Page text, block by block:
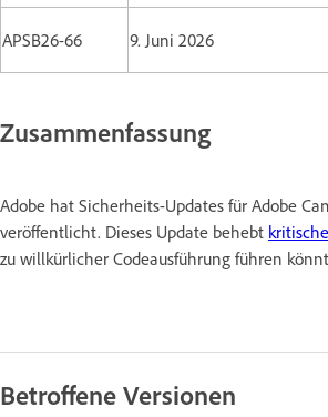
APSB26-66 9. Juni 2026
Zusammenfassung
Adobe hat Sicherheits-Updates für Adobe
veröffentlicht. Dieses Update behebt kritische
zu willkürlicher Codeausführung führen
Betroffene Versionen